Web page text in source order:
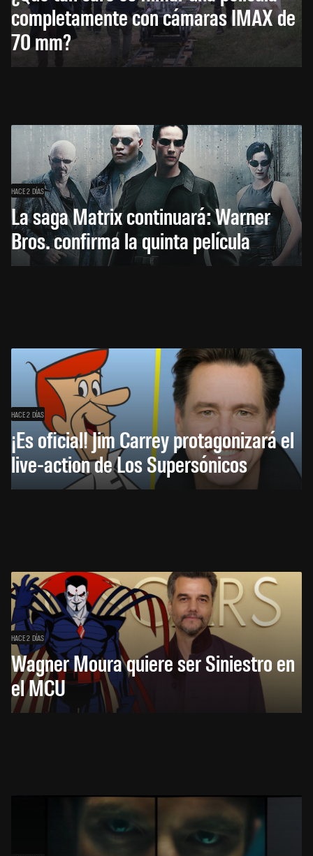
completamente con cámaras IMAX de
70 mm?
HACE 2 DÍAS
La saga Matrix continuará: Warner
Bros. confirma la quinta película
HACE 2 DÍAS
¡Es oficial! Jim Carrey protagonizará el
live-action de Los Supersónicos
HACE 2 DÍAS
Wagner Moura quiere ser Siniestro en
el MCU